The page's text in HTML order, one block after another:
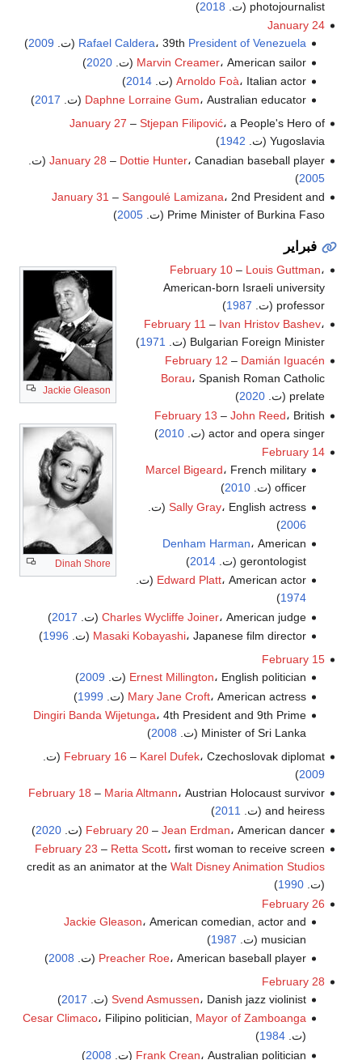
photojournalist (ت.
2018
)
January 24
Rafael Caldera، 39th President of Venezuela (ت. 2009
)
Marvin Creamer، American sailor (ت. 2020
)
Arnoldo Foà، Italian actor (ت. 2014
)
Daphne Lorraine Gum، Australian educator (ت. 2017
)
January 27 – Stjepan Filipović، a People's Hero of
Yugoslavia (ت.
1942
)
January 28 – Dottie Hunter، Canadian baseball player (ت.
2005
)
January 31 – Sangoulé Lamizana، 2nd President and
Prime Minister of Burkina Faso (ت.
2005
)
فبراير
Jackie Gleason
Dinah Shore
February 10– Louis Guttman،
American-born Israeli university
professor (ت.
1987
)
February 11 – Ivan Hristov Bashev،
Bulgarian Foreign Minister (ت.
1971
)
February 12 – Damián Iguacén
Borau، Spanish Roman Catholic
prelate (ت.
2020
)
February 13 – John Reed، British
actor and opera singer (ت.
2010
)
February 14
Marcel Bigeard، French military
officer (ت.
2010
)
Sally Gray، English actress (ت.
2006
)
Denham Harman، American
gerontologist (ت.
2014
)
Edward Platt، American actor (ت.
1974
)
Charles Wycliffe Joiner، American judge (ت. 2017
)
Masaki Kobayashi، Japanese film director (ت. 1996
)
February 15
Ernest Millington، English politician (ت. 2009
)
Mary Jane Croft، American actress (ت. 1999
)
Dingiri Banda Wijetunga، 4th President and 9th Prime
Minister of Sri Lanka (ت.
2008
)
February 16 – Karel Dufek، Czechoslovak diplomat (ت.
2009
)
February 18 – Maria Altmann، Austrian Holocaust survivor
and heiress (ت.
2011
)
February 20– Jean Erdman، American dancer (ت. 2020
)
February 23 – Retta Scott، first woman to receive screen
credit as an animator at the Walt Disney Animation Studios
(ت.1990
)
February 26
Jackie Gleason، American comedian, actor and
musician (ت.
1987
)
Preacher Roe، American baseball player (ت. 2008
)
February 28
Svend Asmussen، Danish jazz violinist (ت. 2017
)
Cesar Climaco، Filipino politician, Mayor of Zamboanga
(ت. 1984
)
Frank Crean، Australian politician (ت. 2008
)